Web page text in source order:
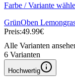
Farbe / Variante
GrünOben
Preis:49.99€
Alle Varianten
6 Varianten
Hochwertig